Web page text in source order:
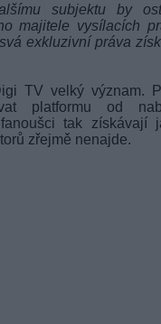
subjektu by
majitele vysílacích
exkluzivní práva
TV velký význam.
platformu od
tak získávají
zřejmě nenajde.